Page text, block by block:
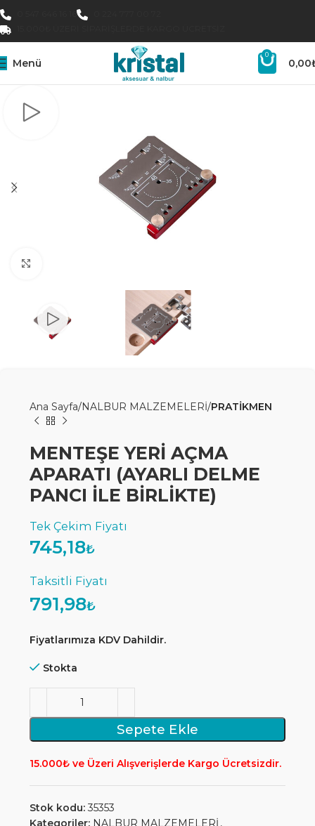
Menü
0
0,00
Ana Sayfa NALBUR MALZEMELERİ PRATİKMEN
MENTEŞE YERİ AÇMA
APARATI (AYARLI DELME
PANCI İLE BİRLİKTE)
745,18₺
791,98₺
Fiyatlarımıza KDV Dahildir.
Stokta
Sepete Ekle
15.000₺ ve Üzeri Alışverişlerde Kargo Ücretsizdir.
Stok kodu:35353
Kategoriler: NALBUR MALZEMELERİ ,